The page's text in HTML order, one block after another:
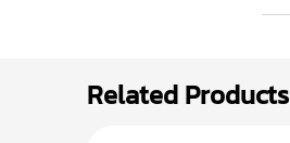
Related Products